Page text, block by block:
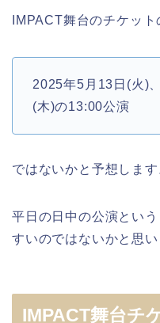
IMPACT舞台のチケッ
2025年5月13日(火)
(木)の13:00公演
ではないかと予想します
平日の日中の公演とい
すいのではないかと思い
IMPACT舞台チ